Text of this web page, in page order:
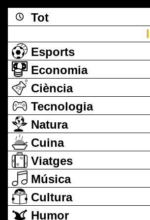
Tot
Esports
Economia
Ciència
Tecnologia
Natura
Cuina
Viatges
Música
Cultura
Humor